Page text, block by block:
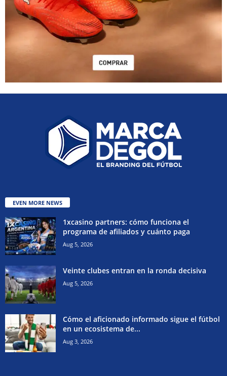
EVEN MORE NEWS
1xcasino partners: cómo funciona el
programa de afiliados y cuánto paga
Aug 5, 2026
Veinte clubes entran en la ronda decisiva
Aug 5, 2026
Cómo el aficionado informado sigue el fútbol
en un ecosistema de...
Aug 3, 2026